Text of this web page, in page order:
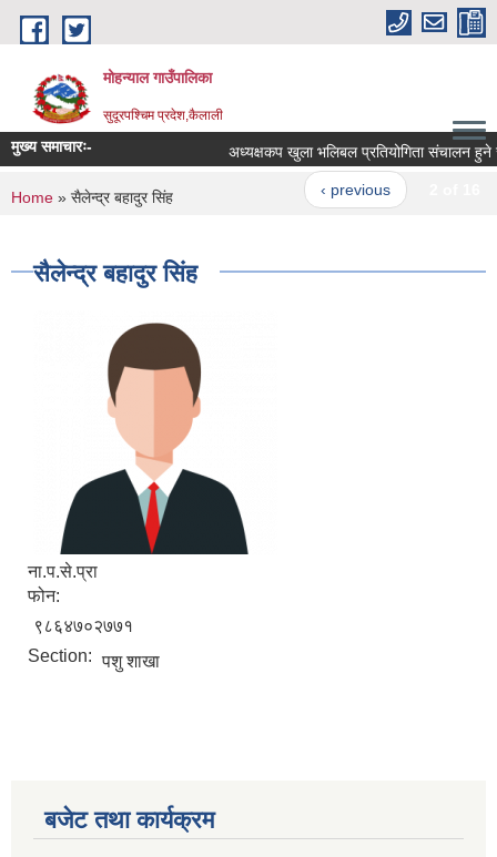
Skip to main content
मोहन्याल गाउँपालिका
सुदूरपश्चिम प्रदेश,कैलाली
मुख्य समाचारः- अध्यक्षकप खुला भलिबल प्रतियोगिता संचालन हुने
‹ previous
You are here
Home » सैलेन्द्र बहादुर सिंह
सैलेन्द्र बहादुर सिंह
ना.प.से.प्रा
फोन:
९८६४७०२७७१
Section: पशु शाखा
बजेट तथा कार्यक्रम